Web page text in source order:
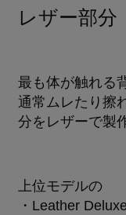
レザー部分
最も体が触れる
通常ムレたり擦
分をレザーで製
上位モデルの
・Leather